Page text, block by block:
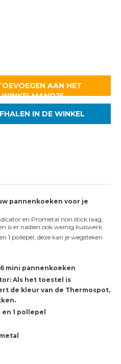
AAN HET
WINKELMANDJE
IN DE WINKEL
pannenkoeken voor je
en Prometal non stick laag,
is er nadien ook weinig kuiswerk.
1 pollepel, deze kan je wegsteken
mini pannenkoeken
Als het toestel is
de kleur van de Thermospot,
1 pollepel